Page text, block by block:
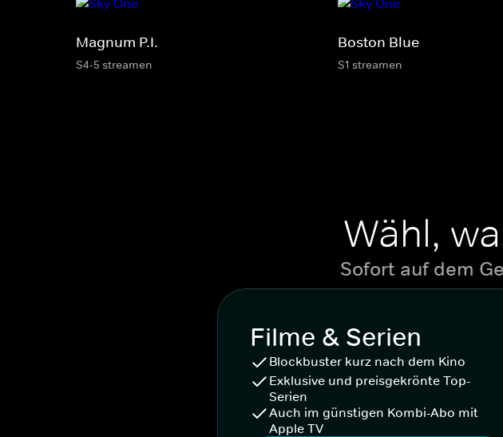
Magnum P.I.
S4-5 streamen
Boston Blue
S1 streamen
Wähl,
Sofort auf dem
Filme & Serien
Blockbuster kurz nach dem Kino
Exklusive und preisgekrönte Top-
Serien
Auch im günstigen Kombi-Abo mit
Apple TV